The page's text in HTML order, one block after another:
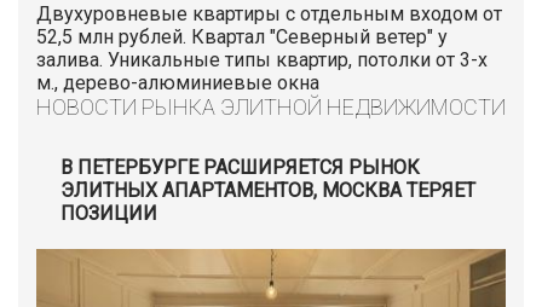
Двухуровневые квартиры с отдельным входом от
52,5 млн рублей. Квартал "Северный ветер" у
залива. Уникальные типы квартир, потолки от 3-х
м., дерево-алюминиевые окна
НОВОСТИ РЫНКА ЭЛИТНОЙ НЕДВИЖИМОСТИ
В ПЕТЕРБУРГЕ РАСШИРЯЕТСЯ РЫНОК
ЭЛИТНЫХ АПАРТАМЕНТОВ, МОСКВА ТЕРЯЕТ
ПОЗИЦИИ